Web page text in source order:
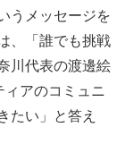
うメッセージを
、「誰でも挑戦
川代表の渡邊絵
アのコミュニ
たい」と答え